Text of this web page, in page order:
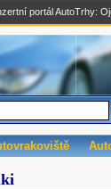
portál AutoTrhy: